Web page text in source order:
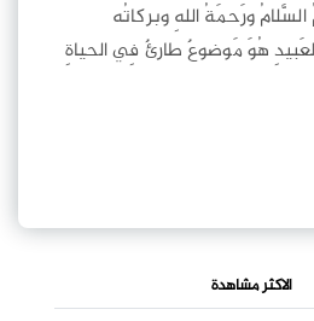
ورَحمَةُ اللهِ وبركاتُه
هُوَ مَوضوعٌ طارئٌ فِي الحياةِ
الاكثر مشاهدة